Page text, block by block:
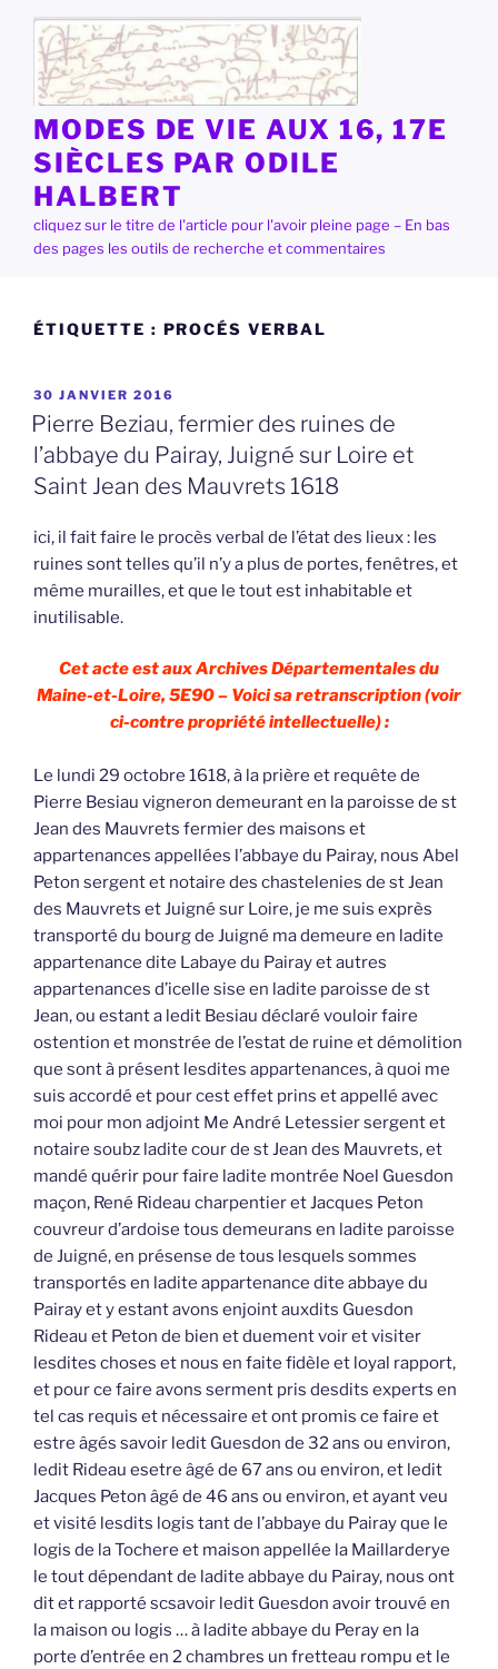
contenu
principal
MODES DE VIE AUX 16, 17E
SIÈCLES PAR ODILE
HALBERT
cliquez sur le titre de l'article pour l'avoir pleine page – En bas
des pages les outils de recherche et commentaires
ÉTIQUETTE : PROCÉS VERBAL
PUBLIÉ
LE
30 JANVIER 2016
Pierre Beziau, fermier des ruines de
l’abbaye du Pairay, Juigné sur Loire et
Saint Jean des Mauvrets 1618
ici, il fait faire le procès verbal de l’état des lieux : les
ruines sont telles qu’il n’y a plus de portes, fenêtres, et
même murailles, et que le tout est inhabitable et
inutilisable.
Cet acte est aux Archives Départementales du
Maine-et-Loire, 5E90 – Voici sa retranscription (voir
ci-contre propriété intellectuelle) :
Le lundi 29 octobre 1618, à la prière et requête de
Pierre Besiau vigneron demeurant en la paroisse de st
Jean des Mauvrets fermier des maisons et
appartenances appellées l’abbaye du Pairay, nous Abel
Peton sergent et notaire des chastelenies de st Jean
des Mauvrets et Juigné sur Loire, je me suis exprès
transporté du bourg de Juigné ma demeure en ladite
appartenance dite Labaye du Pairay et autres
appartenances d’icelle sise en ladite paroisse de st
Jean, ou estant a ledit Besiau déclaré vouloir faire
ostention et monstrée de l’estat de ruine et démolition
que sont à présent lesdites appartenances, à quoi me
suis accordé et pour cest effet prins et appellé avec
moi pour mon adjoint Me André Letessier sergent et
notaire soubz ladite cour de st Jean des Mauvrets, et
mandé quérir pour faire ladite montrée Noel Guesdon
maçon, René Rideau charpentier et Jacques Peton
couvreur d’ardoise tous demeurans en ladite paroisse
de Juigné, en présense de tous lesquels sommes
transportés en ladite appartenance dite abbaye du
Pairay et y estant avons enjoint auxdits Guesdon
Rideau et Peton de bien et duement voir et visiter
lesdites choses et nous en faite fidèle et loyal rapport,
et pour ce faire avons serment pris desdits experts en
tel cas requis et nécessaire et ont promis ce faire et
estre âgés savoir ledit Guesdon de 32 ans ou environ,
ledit Rideau esetre âgé de 67 ans ou environ, et ledit
Jacques Peton âgé de 46 ans ou environ, et ayant veu
et visité lesdits logis tant de l’abbaye du Pairay que le
logis de la Tochere et maison appellée la Maillarderye
le tout dépendant de ladite abbaye du Pairay, nous ont
dit et rapporté scsavoir ledit Guesdon avoir trouvé en
la maison ou logis … à ladite abbaye du Peray en la
porte d’entrée en 2 chambres un fretteau rompu et le